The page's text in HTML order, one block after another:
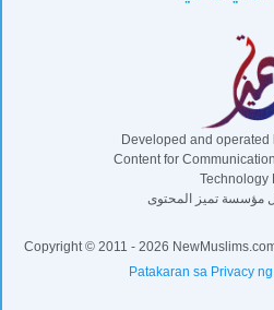
Developed and operated
Content for
Technology
مؤسسة تميز المحتوى
Copyright © 2011 - 2026
Patakaran sa Privacy